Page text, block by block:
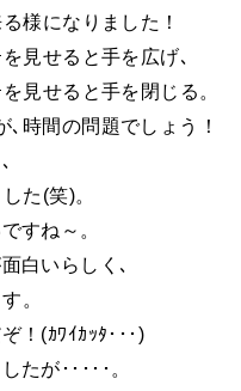
様になりました！
見せると手を広げ､
見せると手を閉じる。
､時間の問題でしょう！
た(笑)。
すね～。
白いらしく､
。
！(ｶﾜｲｶｯﾀ･･･)
たが･････。